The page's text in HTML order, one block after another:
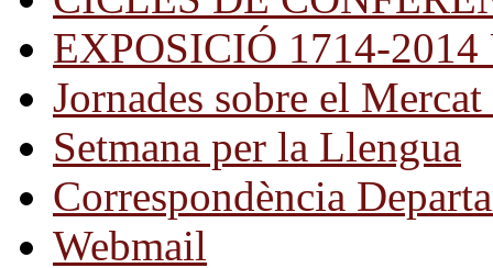
EXPOSICIÓ 1714-
Jornades sobre el
Setmana per la Llengua
Correspondència
Webmail